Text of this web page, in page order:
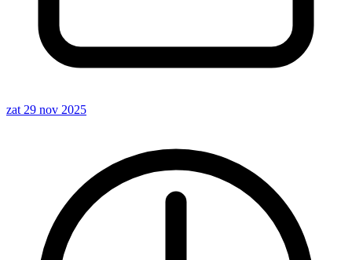
zat 29 nov 2025